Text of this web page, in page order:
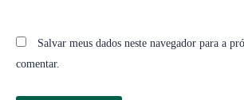
Salvar meus dados neste navegador para a
comentar.